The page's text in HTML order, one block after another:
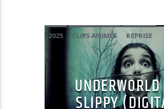
2025 CLIPS ANIMÉS
REPRISE
UNDERWORLD
SLIPPY